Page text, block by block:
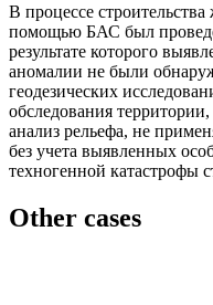
В процессе
помощью БАС был
результате которого
аномалии не были
геодезических
обследования
анализ рельефа, не
без учета выявленных
техногенной катастрофы
Other cases